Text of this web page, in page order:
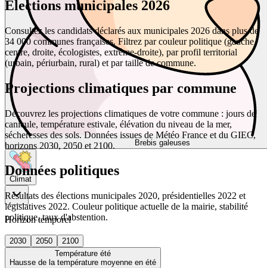
Brebis galeuses
Climat
Horizon temporel
2030 2050
2100
Température été
Hausse de la température moyenne en été
Élections municipales 2026
Consultez les candidats déclarés aux municipales 2026 dans plus de
34 000 communes françaises. Filtrez par couleur politique (gauche,
centre, droite, écologistes, extrême-droite), par profil territorial
(urbain, périurbain, rural) et par taille de commune.
Projections climatiques par commune
Découvrez les projections climatiques de votre commune : jours de
canicule, température estivale, élévation du niveau de la mer,
sécheresses des sols. Données issues de Météo France et du GIEC,
horizons 2030, 2050 et 2100.
Données politiques
Résultats des élections municipales 2020, présidentielles 2022 et
législatives 2022. Couleur politique actuelle de la mairie, stabilité
politique, taux d'abstention.